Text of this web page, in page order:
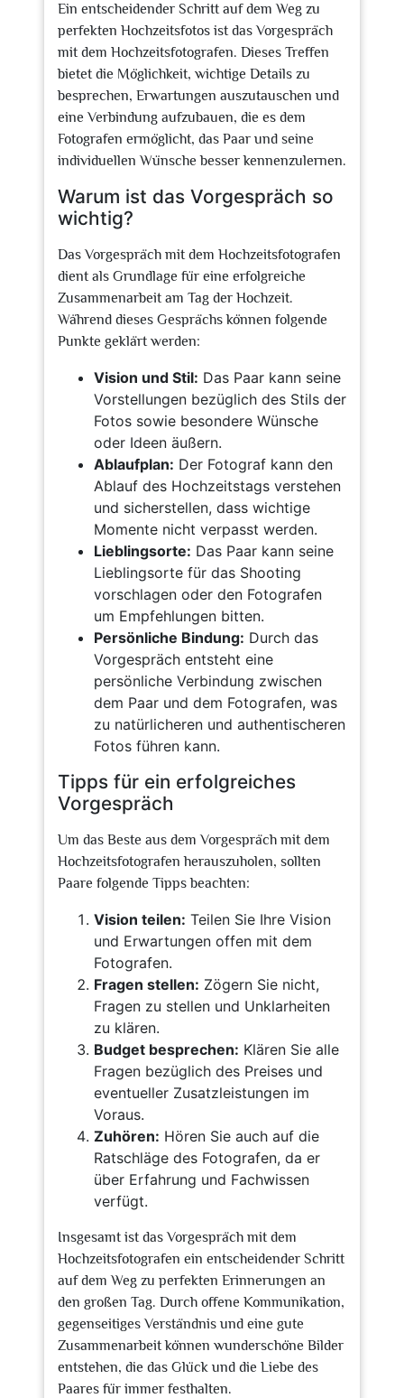
Ein entscheidender Schritt auf dem Weg zu
perfekten Hochzeitsfotos ist das Vorgespräch
mit dem Hochzeitsfotografen. Dieses Treffen
bietet die Möglichkeit, wichtige Details zu
besprechen, Erwartungen auszutauschen und
eine Verbindung aufzubauen, die es dem
Fotografen ermöglicht, das Paar und seine
individuellen Wünsche besser kennenzulernen.
Warum ist das Vorgespräch so
wichtig?
Das Vorgespräch mit dem Hochzeitsfotografen
dient als Grundlage für eine erfolgreiche
Zusammenarbeit am Tag der Hochzeit.
Während dieses Gesprächs können folgende
Punkte geklärt werden:
Vision und Stil: Das Paar kann seine
Vorstellungen bezüglich des Stils der
Fotos sowie besondere Wünsche
oder Ideen äußern.
Ablaufplan: Der Fotograf kann den
Ablauf des Hochzeitstags verstehen
und sicherstellen, dass wichtige
Momente nicht verpasst werden.
Lieblingsorte: Das Paar kann seine
Lieblingsorte für das Shooting
vorschlagen oder den Fotografen
um Empfehlungen bitten.
Persönliche Bindung: Durch das
Vorgespräch entsteht eine
persönliche Verbindung zwischen
dem Paar und dem Fotografen, was
zu natürlicheren und authentischeren
Fotos führen kann.
Tipps für ein erfolgreiches
Vorgespräch
Um das Beste aus dem Vorgespräch mit dem
Hochzeitsfotografen herauszuholen, sollten
Paare folgende Tipps beachten:
Vision teilen: Teilen Sie Ihre Vision
und Erwartungen offen mit dem
Fotografen.
Fragen stellen: Zögern Sie nicht,
Fragen zu stellen und Unklarheiten
zu klären.
Budget besprechen: Klären Sie alle
Fragen bezüglich des Preises und
eventueller Zusatzleistungen im
Voraus.
Zuhören: Hören Sie auch auf die
Ratschläge des Fotografen, da er
über Erfahrung und Fachwissen
verfügt.
Insgesamt ist das Vorgespräch mit dem
Hochzeitsfotografen ein entscheidender Schritt
auf dem Weg zu perfekten Erinnerungen an
den großen Tag. Durch offene Kommunikation,
gegenseitiges Verständnis und eine gute
Zusammenarbeit können wunderschöne Bilder
entstehen, die das Glück und die Liebe des
Paares für immer festhalten.